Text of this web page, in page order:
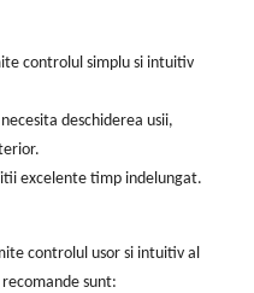
controlul simplu si intuitiv
deschiderea usii,
excelente timp indelungat.
controlul usor si intuitiv al
sunt: